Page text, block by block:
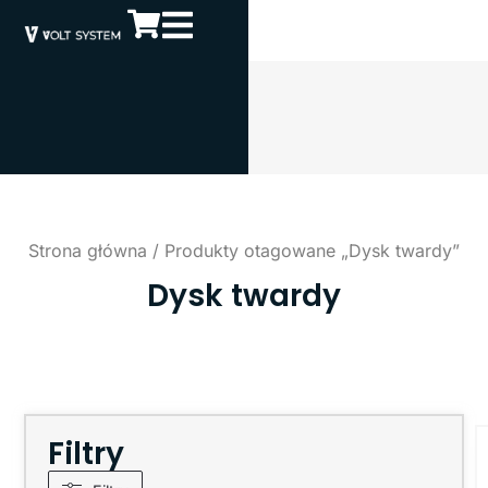
Strona główna / Produkty otagowane „Dysk twardy”
Dysk twardy
Filtry